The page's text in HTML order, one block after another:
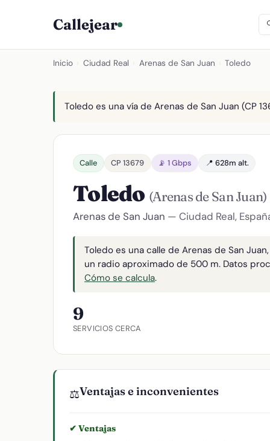
Callejear
Inicio Ciudad Real Arenas de San Juan Toledo
Toledo es una vía de Arenas de San Juan (CP
Calle CP 13679 📡 1 Gbps 📍 628m alt.
Toledo (Arenas de San Juan)
Arenas de San Juan — Ciudad Real,
Toledo es una calle de Arenas de San
un radio aproximado de 500 m. Datos
Cómo se calcula.
9
SERVICIOS CERCA
⚖️Ventajas e inconvenientes
✔ Ventajas